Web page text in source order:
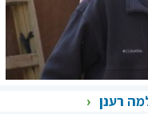
רענן